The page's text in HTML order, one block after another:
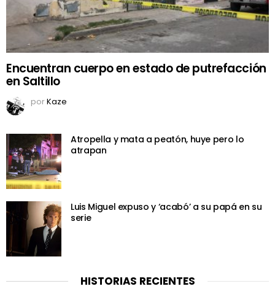
Encuentran cuerpo en estado de putrefacción
en Saltillo
porKaze
Atropella y mata a peatón, huye pero lo
atrapan
Luis Miguel expuso y ‘acabó’ a su papá en su
serie
HISTORIAS RECIENTES